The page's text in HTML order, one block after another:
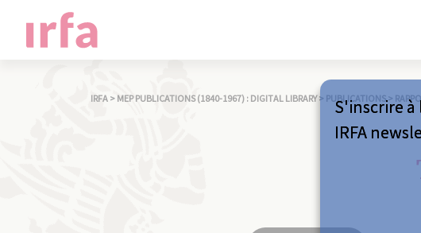
IRFA > MEP PUBLICATIONS (1840-1967) : DIGITAL LIBRARY > PUBLICATIONS >
S'inscrire à
IRFA